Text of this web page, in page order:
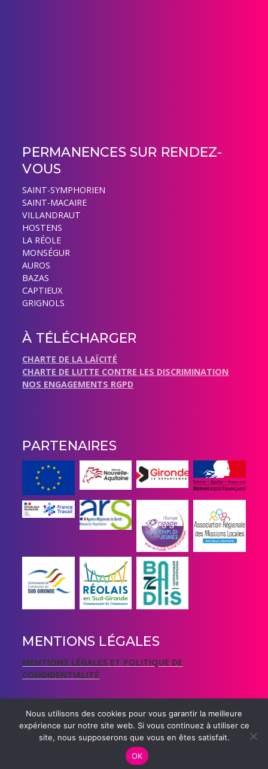
PERMANENCES SUR RENDEZ-
VOUS
SAINT-SYMPHORIEN
SAINT-MACAIRE
VILLANDRAUT
HOSTENS
LA RÉOLE
MONSÉGUR
AUROS
BAZAS
CAPTIEUX
GRIGNOLS
À TÉLÉCHARGER
CHARTE DE LA LAÏCITÉ
CHARTE DE LUTTE CONTRE LES DISCRIMINATION
NOS ENGAGEMENTS RGPD
PARTENAIRES
MENTIONS LÉGALES
MENTIONS LÉGALES ET POLITIQUE DE
CONDIDENTIALITÉ
Theme Creativ Musician by
Nous utilisons des cookies pour vous garantir la meilleure
expérience sur notre site web. Si vous continuez à utiliser ce
site, nous supposerons que vous en êtes satisfait.
OK